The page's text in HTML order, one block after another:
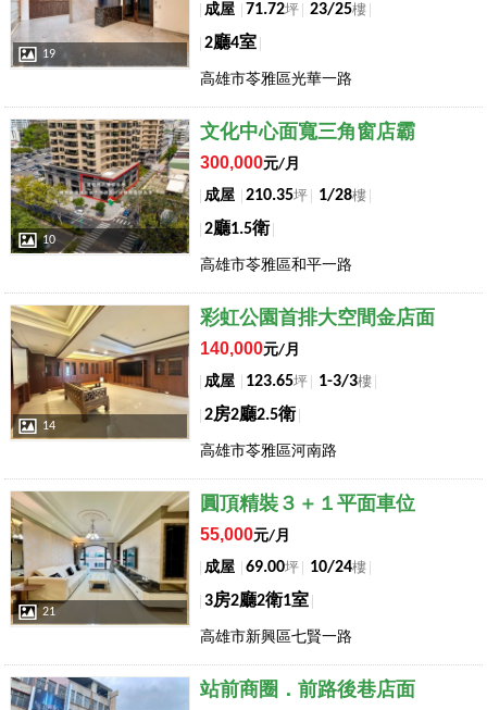
19
成屋 71.72坪 23/25樓
2廳4室
高雄市苓雅區光華一路
店長推薦
10
文化中心面寬三角窗店霸
300,000元/月
成屋
210.35坪 1/28樓
2廳1.5衛
高雄市苓雅區和平一路
店長推薦
14
彩虹公園首排大空間金店面
140,000元/月
成屋
123.65坪 1-3/3樓
2房2廳2.5衛
高雄市苓雅區河南路
店長推薦
21
圓頂精裝３＋１平面車位
55,000元/月
成屋
69.00坪 10/24樓
3房2廳2衛1室
高雄市新興區七賢一路
店長推薦 站前商圈．前路後巷店面